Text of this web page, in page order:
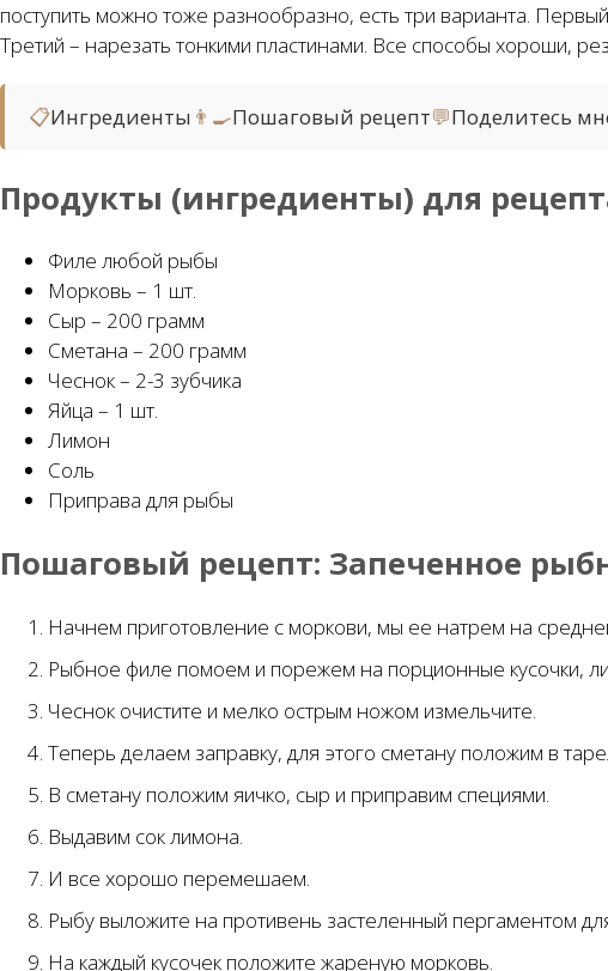
поступить можно тоже разнообразно, есть три варианта.
Третий – нарезать тонкими пластинами. Все способы хороши,
📋Ингредиенты 👨‍🍳Пошаговый рецепт💬Поделитесь
Продукты (ингредиенты) для
Филе любой рыбы
Морковь – 1 шт.
Сыр – 200 грамм
Сметана – 200 грамм
Чеснок – 2-3 зубчика
Яйца – 1 шт.
Лимон
Соль
Приправа для рыбы
Пошаговый рецепт: Запеченное
Начнем приготовление с моркови, мы ее натрем на
Рыбное филе помоем и порежем на порционные кусочки,
Чеснок очистите и мелко острым ножом измельчите.
Теперь делаем заправку, для этого сметану положим в
В сметану положим яичко, сыр и приправим специями.
Выдавим сок лимона.
И все хорошо перемешаем.
Рыбу выложите на противень застеленный пергаментом
На каждый кусочек положите жареную морковь.